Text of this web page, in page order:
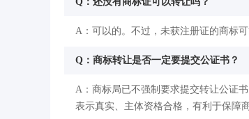
A：可以的。不过，未获注册证的商标
Q：商标转让是否一定要提交公证书？
A：商标局已不强制要求提交转让公证
表示真实、主体资格合格，有利于保障